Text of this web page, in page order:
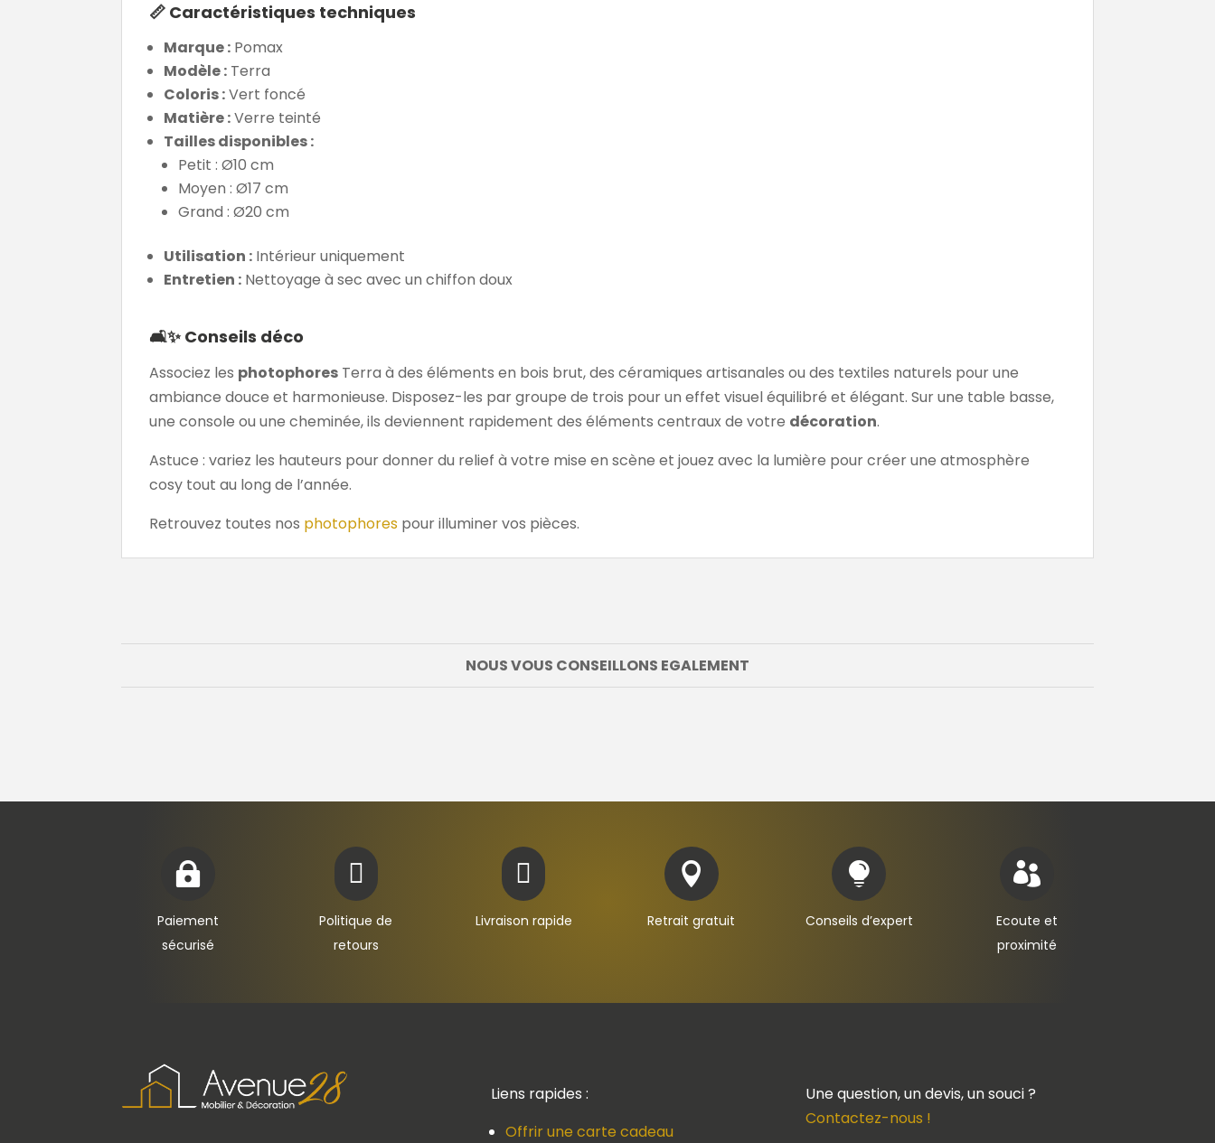
📏 Caractéristiques techniques
Marque : Pomax
Modèle : Terra
Coloris :Vert foncé
Matière :Verre teinté
Tailles disponibles :
Petit : Ø10 cm
Moyen : Ø17 cm
Grand : Ø20 cm
Utilisation : Intérieur uniquement
Entretien : Nettoyage à sec avec un chiffon doux
🛋️✨ Conseils déco
Associez les photophores Terra à des éléments en bois brut, des céramiques artisanales ou des textiles naturels pour une
ambiance douce et harmonieuse. Disposez-les par groupe de trois pour un effet visuel équilibré et élégant. Sur une table basse,
une console ou une cheminée, ils deviennent rapidement des éléments centraux de votre décoration.
Astuce : variez les hauteurs pour donner du relief à votre mise en scène et jouez avec la lumière pour créer une atmosphère
cosy tout au long de l’année.
Retrouvez toutes nos photophores pour illuminer vos pièces.
NOUS VOUS CONSEILLONS EGALEMENT

Paiement
sécurisé

Politique de
retours

Livraison rapide

Retrait gratuit

Conseils d’expert

Ecoute et
proximité
Liens rapides :
Offrir une carte cadeau
Une question, un devis, un souci ?
Contactez-nous !